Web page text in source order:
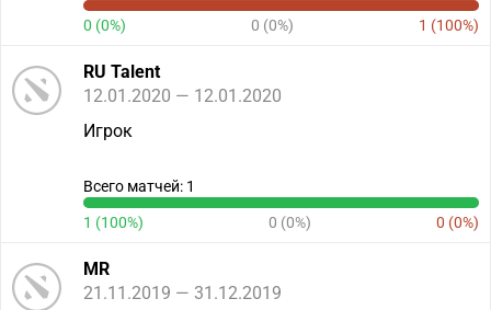
0 (0%) 0 (0%) 1 (100%)
RU Talent
12.01.2020 — 12.01.2020
Игрок
Всего матчей: 1
1 (100%) 0 (0%) 0 (0%)
MR
21.11.2019 — 31.12.2019